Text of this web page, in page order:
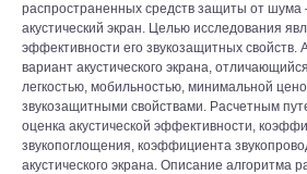
распространенных средств защиты от шума
акустический экран. Целью исследования
эффективности его звукозащитных свойств.
вариант акустического экрана,
легкостью, мобильностью, минимальной
звукозащитными свойствами. Расчетным
оценка акустической эффективности,
звукопоглощения, коэффициента
акустического экрана. Описание алгоритма